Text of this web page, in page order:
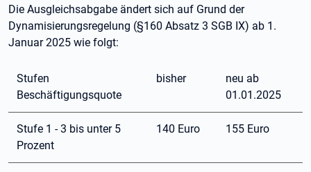
Die Ausgleichsabgabe ändert sich auf Grund der
Dynamisierungsregelung (§160 Absatz 3 SGB IX) ab 1.
Januar 2025 wie folgt:
Stufen
Beschäftigungsquote
bisher
neu ab
01.01.2025
Stufe 1 - 3 bis unter 5
Prozent
140 Euro 155 Euro